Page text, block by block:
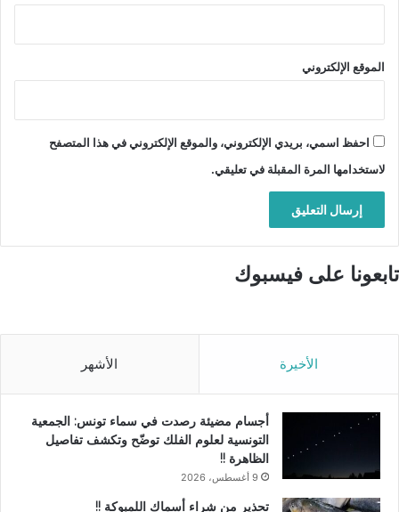
الموقع الإلكتروني
احفظ اسمي، بريدي الإلكتروني، والموقع الإلكتروني في هذا المتصفح
لاستخدامها المرة المقبلة في تعليقي.
تابعونا على فيسبوك
الأخيرة الأشهر
أجسام مضيئة رصدت في سماء تونس: الجمعية
التونسية لعلوم الفلك توضّح وتكشف تفاصيل
الظاهرة !!
9 أغسطس، 2026
تحذير من شراء أسماك اللمبوكة !!